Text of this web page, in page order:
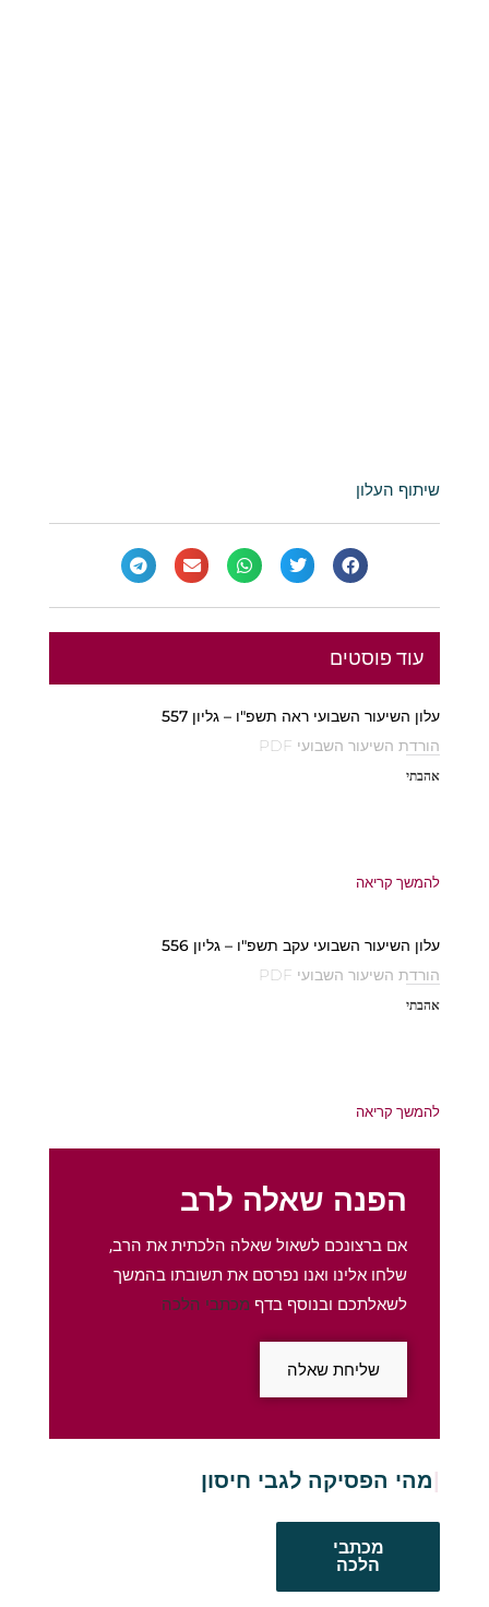
שיתוף העלון
עוד פוסטים
עלון השיעור השבועי ראה תשפ"ו – גליון 557
הורדת השיעור השבועי PDF
אהבתי
להמשך קריאה
עלון השיעור השבועי עקב תשפ"ו – גליון 556
הורדת השיעור השבועי PDF
אהבתי
להמשך קריאה
הפנה שאלה לרב
אם ברצונכם לשאול שאלה הלכתית את הרב,
שלחו אלינו ואנו נפרסם את תשובתו בהמשך
לשאלתכם ובנוסף בדף מכתבי הלכה
שליחת שאלה
מה הד
מכתבי
הלכה